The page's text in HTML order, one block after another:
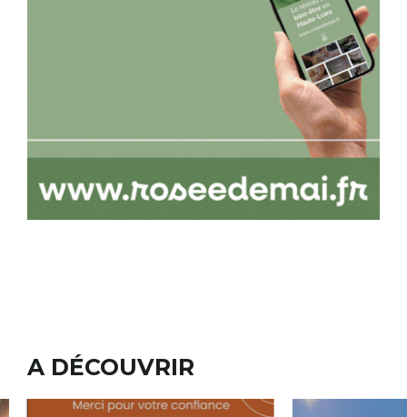
A DÉCOUVRIR